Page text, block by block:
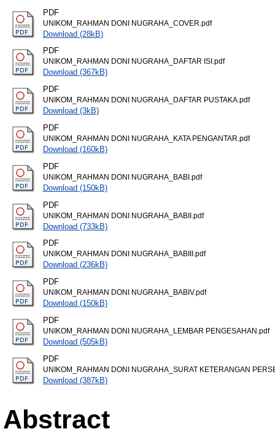
PDF
UNIKOM_RAHMAN DONI NUGRAHA_COVER.pdf
Download (28kB)
PDF
UNIKOM_RAHMAN DONI NUGRAHA_DAFTAR ISI.pdf
Download (367kB)
PDF
UNIKOM_RAHMAN DONI NUGRAHA_DAFTAR PUSTAKA.pdf
Download (3kB)
PDF
UNIKOM_RAHMAN DONI NUGRAHA_KATA PENGANTAR.pdf
Download (160kB)
PDF
UNIKOM_RAHMAN DONI NUGRAHA_BABI.pdf
Download (150kB)
PDF
UNIKOM_RAHMAN DONI NUGRAHA_BABII.pdf
Download (733kB)
PDF
UNIKOM_RAHMAN DONI NUGRAHA_BABIII.pdf
Download (236kB)
PDF
UNIKOM_RAHMAN DONI NUGRAHA_BABIV.pdf
Download (150kB)
PDF
UNIKOM_RAHMAN DONI NUGRAHA_LEMBAR PENGESAHAN.pdf
Download (505kB)
PDF
UNIKOM_RAHMAN DONI NUGRAHA_SURAT KETERANGAN
Download (387kB)
Abstract